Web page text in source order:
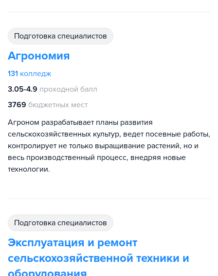
подготовка специалистов
Агрономия
131 колледж
3.05-4.9 проходной балл
3769 бюджетных мест
Агроном разрабатывает планы развития
сельскохозяйственных культур, ведет посевные работы,
контролирует не только выращивание растений, но и
весь производственный процесс, внедряя новые
технологии.
подготовка специалистов
Эксплуатация и ремонт
сельскохозяйственной техники и